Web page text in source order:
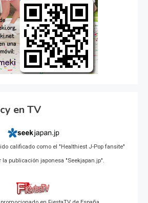
en TV
calificado como el "Healthiest J-Pop fansite"
la publicación japonesa "Seekjapan.jp".